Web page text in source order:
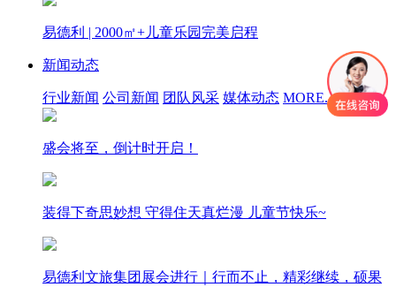
易德利 | 2000㎡+儿童乐园完美启程
新闻动态
行业新闻 公司新闻 团队风采 媒体动态 MORE...
盛会将至，倒计时开启！
装得下奇思妙想 守得住天真烂漫 儿童节快乐~
易德利文旅集团展会进行｜行而不止，精彩继续，硕果